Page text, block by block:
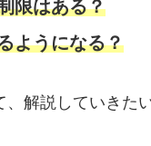
限はある？
ようになる？
解説していきた